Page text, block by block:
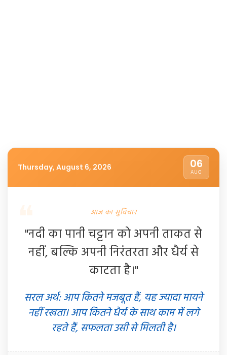
Thursday, August 6, 2026 06
AUG
आज का सुविचार
"नदी का पानी चट्टान को अपनी ताकत से
नहीं, बल्कि अपनी निरंतरता और धैर्य से
काटता है।"
सरल अर्थ: आप कितने मजबूत हैं, यह ज्यादा मायने
नहीं रखता। आप कितने धैर्य के साथ काम में लगे
रहते हैं, सफलता उसी से मिलती है।